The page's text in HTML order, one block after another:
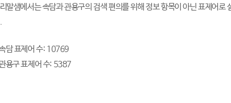
말샘에서는 속담과 관용구의 검색 편의를 위해 정보 항목이 아닌 표제어로
담 표제어 수: 10769
용구 표제어 수: 5387